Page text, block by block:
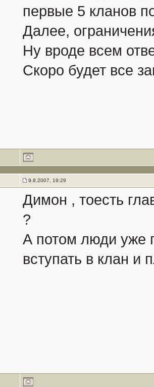
первые 5 кланов
Далее,
Ну вроде всем
Скоро будет все
9.8.2007, 19:29
Димон , тоесть
?
А потом люди уже
вступать в клан и